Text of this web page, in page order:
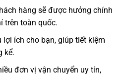
hàng sẽ được hưởng chính
trên toàn quốc.
ích cho bạn, giúp tiết kiệm
kể.
đơn vị vận chuyển uy tín,